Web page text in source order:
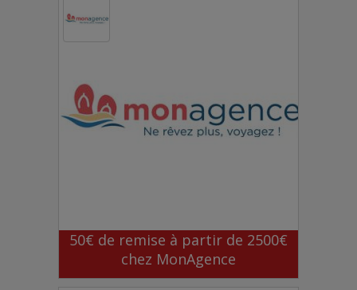
50€ de remise à partir de 2500€
chez MonAgence